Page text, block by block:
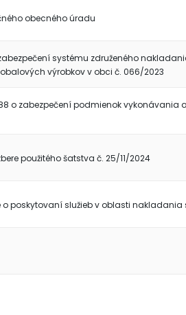
obecného úradu
systému združeného
výrobkov v obci č. 066/2023
o zabezpečení podmienok vykonávania
použitého šatstva č. 25/11/2024
o poskytovaní služieb v oblasti